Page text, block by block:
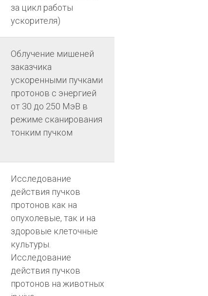
за цикл работы
ускорителя)
Облучение мишеней
заказчика
ускоренными пучками
протонов с энергией
от 30 до 250 МэВ в
режиме сканирования
тонким пучком
Исследование
действия пучков
протонов как на
опухолевые, так и на
здоровые клеточные
культуры.
Исследование
действия пучков
протонов на животных